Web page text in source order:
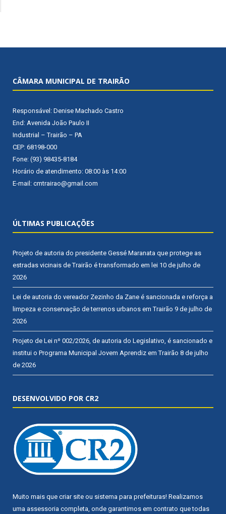
CÂMARA MUNICIPAL DE TRAIRÃO
Responsável: Denise Machado Castro
End: Avenida João Paulo II
Industrial – Trairão – PA
CEP: 68198-000
Fone: (93) 98435-8184
Horário de atendimento: 08:00 às 14:00
E-mail: cmtrairao@gmail.com
ÚLTIMAS PUBLICAÇÕES
Projeto de autoria do presidente Gessé Maranata que protege as
estradas vicinais de Trairão é transformado em lei 10 de julho de
2026
Lei de autoria do vereador Zezinho da Zane é sancionada e reforça a
limpeza e conservação de terrenos urbanos em Trairão 9 de julho de
2026
Projeto de Lei nº 002/2026, de autoria do Legislativo, é sancionado e
institui o Programa Municipal Jovem Aprendiz em Trairão 8 de julho
de 2026
DESENVOLVIDO POR CR2
Muito mais que criar site ou sistema para prefeituras! Realizamos
uma assessoria completa, onde garantimos em contrato que todas